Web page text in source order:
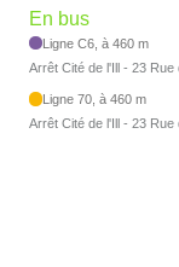
En bus
Ligne C6, à 460 m
Arrêt Cité de l'Ill - 23 Rue
Ligne 70, à 460 m
Arrêt Cité de l'Ill - 23 Rue